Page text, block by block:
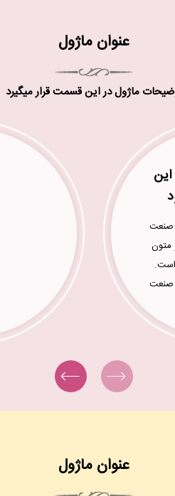
عنوان ماژول
ماژول در این قسمت قرار میگیرد
در این قسمت می نویسیم 1. این
صنعت
متون
است.
صنعت
عنوان ماژول